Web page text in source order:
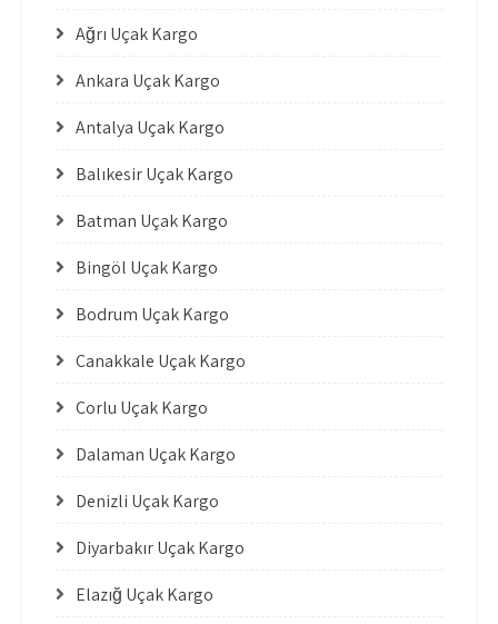
Ağrı Uçak Kargo
Ankara Uçak Kargo
Antalya Uçak Kargo
Balıkesir Uçak Kargo
Batman Uçak Kargo
Bingöl Uçak Kargo
Bodrum Uçak Kargo
Çanakkale Uçak Kargo
Çorlu Uçak Kargo
Dalaman Uçak Kargo
Denizli Uçak Kargo
Diyarbakır Uçak Kargo
Elazığ Uçak Kargo